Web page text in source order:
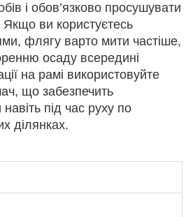
і обов’язково просушувати
Якщо ви користуєтесь
флягу варто мити частіше,
осаду всередині
на рамі використовуйте
що забезпечить
під час руху по
ділянках.